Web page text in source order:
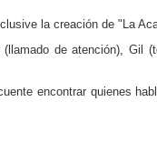
la creación de "La
de atención), Gil
encontrar quienes